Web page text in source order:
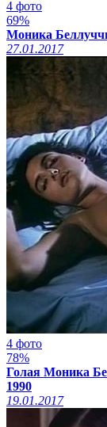
4 фото
69%
Моника
27.01.2017
4 фото
78%
Голая Моника
1990
19.01.2017